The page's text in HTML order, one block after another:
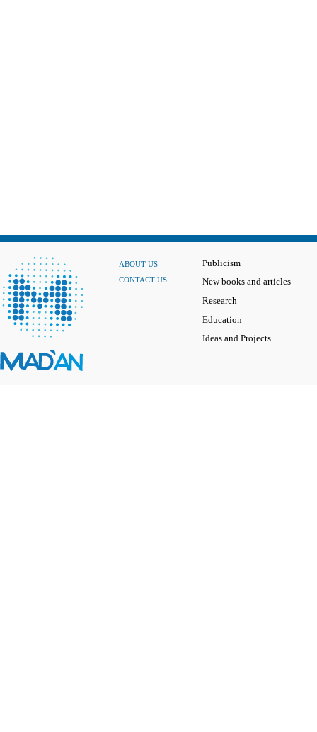
ABOUT US
CONTACT US
Publicism
New books and articles
Research
Education
Ideas and Projects